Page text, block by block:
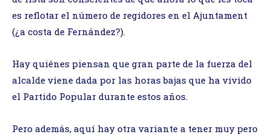
es reflotar el número de regidores en el Ajuntament
(¿a costa de Fernández?).
Hay quiénes piensan que gran parte de la fuerza del
alcalde viene dada por las horas bajas que ha vivido
el Partido Popular durante estos años.
Pero además, aquí hay otra variante a tener muy pero